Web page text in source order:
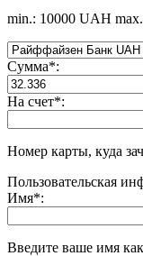
min.: 10000 UAH
Сумма*:
На счет*:
Номер карты, куда
Пользовательская
Имя*:
Введите ваше имя